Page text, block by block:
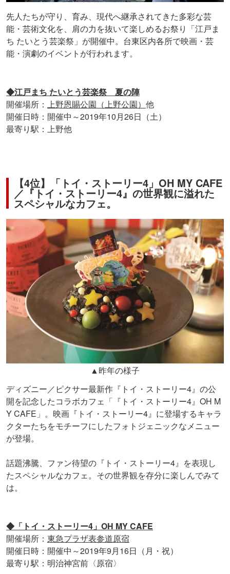
先人たちが守り、育み、現代へ継承されてきた多彩な芸
能・芸術文化を、肩の力を抜いて楽しめるお祭り「江戸ま
ち たいとう芸楽祭」が開催中。台東区内各所で映画・芸
能・演劇のイベントが行われます。
◆江戸まち たいとう芸楽祭 夏の陣
開催場所： 上野恩賜公園（上野公園） 他
開催日時：開催中～2019年10月26日（土）
最寄り駅：上野他
【4位】「トイ・ストーリー4」OH MY CAFE
／『トイ・ストーリー4』の世界観に溢れた
スペシャルなカフェ。
▲昨年の様子
ディズニー／ピクサー最新作『トイ・ストーリー4』の公
開を記念したコラボカフェ「『トイ・ストーリー4』OH M
Y CAFE」。映画『トイ・ストーリー4』に登場するキャラ
クターたちをモチーフにしたフォトジェニックなメニュー
が登場。
話題沸騰、ファン待望の『トイ・ストーリー4』を表現し
たスペシャルなカフェ。その世界観を存分に楽しんでみて
は。
◆「トイ・ストーリー4」OH MY CAFE
開催場所： 東急プラザ表参道原宿
開催日時：開催中～2019年9月16日（月・祝）
最寄り駅：明治神宮前〈原宿〉